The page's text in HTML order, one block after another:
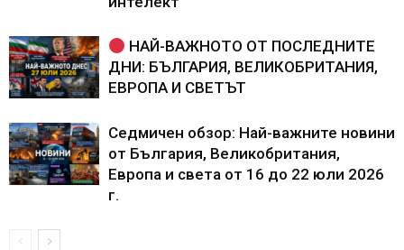
НАЙ-ВАЖНОТО ОТ ПОСЛЕДНИТЕ
ДНИ: БЪЛГАРИЯ, ВЕЛИКОБРИТАНИЯ,
ЕВРОПА И СВЕТЪТ
Седмичен обзор: Най-важните новини
от България, Великобритания,
Европа и света от 16 до 22 юли 2026
г.